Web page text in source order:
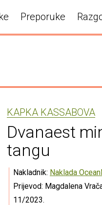
Preporuke
KAPKA KASSABOVA
Dvanaest
tangu
Nakladnik: Naklada
Prijevod: Magdalena
11/2023.